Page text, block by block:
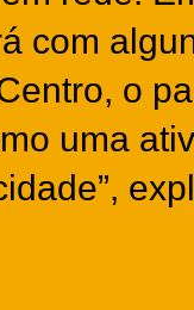
com
o
uma